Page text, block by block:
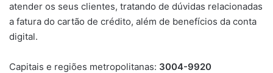
atender os seus clientes, tratando de dúvidas relacionadas
a fatura do cartão de crédito, além de benefícios da conta
digital.
Capitais e regiões metropolitanas: 3004-9920